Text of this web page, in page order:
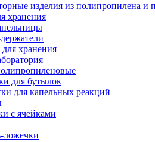
изделия из полипропилена и
хранения
хранения
для бутылок
для капельных реакций
с ячейками
ложечки